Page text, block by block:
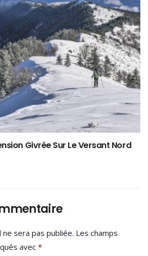
Givrée Sur Le Versant Nord
sera pas publiée. Les champs
avec *